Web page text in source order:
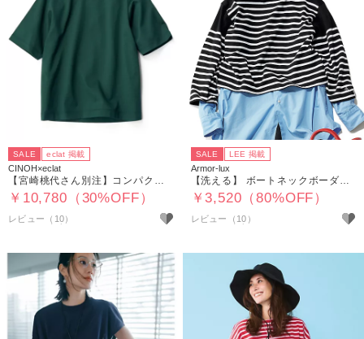
SALE eclat 掲載
CINOH×eclat
【宮崎桃代さん別注】コンパクトTシャツ
￥10,780（30%OFF）
レビュー（10）
SALE LEE 掲載
Armor-lux
【洗える】 ボートネックボーダー クロップドトップス
￥3,520（80%OFF）
レビュー（10）